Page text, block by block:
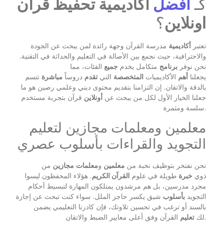
كـ أفضل أكاديمية تحفيظ قرآن
اونلاين؟
تعتبر أكاديمية مدرسة القرآن وجهة رائدة لمن يبحث عن الجودة
والاحترافية، حيث نجمع بين الأصالة في التعليم والحداثة في التقنية.
نحن نوفر برنامج متكامل يخدم جميع الفئات، مما
يجعلنا أهم الأكاديميات المتخصصة التي تقدم دروساً مباشرة تتسم
بالدقة والاتقان. إن التزامنا بتقديم محتوى ديني وعلمي رصين هو ما
جعلنا الخيار الأول لكل من يبحث عن أونلاين قرآن بتجربة مستخدم
سلسة ومثمرة.
معلمين ومعلمات مجازين لتعليم
التجويد والقراءات بأسلوب عصري
نحن نفتخر بتوظيف نخبة من معلمين ومعلمات مجازين من
ذوي خبرة طويلة في علوم القرآن الكريم. هؤلاء المحفظون ليسوا
مجرد مدرسين، بل هم مرشدون يمتلكون المهارة لتبسيط أحكام
التجويد بأسلوب شيق يكسر حاجز الملل. سواء كنت تبحث عن إجازة
بالسند أو ترغب في تحسين تلاوتك، فإن كادرنا التعليمي يضمن
لك تعليم القرآن وفق أعلى معايير الضبط والاتقان.